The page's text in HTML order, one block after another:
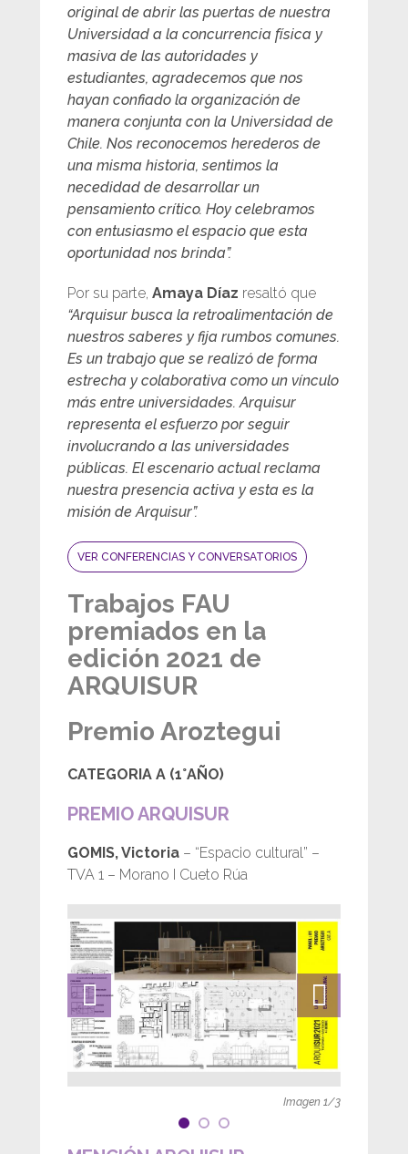
original de abrir las puertas de nuestra
Universidad a la concurrencia física y
masiva de las autoridades y
estudiantes, agradecemos que nos
hayan confiado la organización de
manera conjunta con la Universidad de
Chile. Nos reconocemos herederos de
una misma historia, sentimos la
necedidad de desarrollar un
pensamiento crítico. Hoy celebramos
con entusiasmo el espacio que esta
oportunidad nos brinda”.
Por su parte, Amaya Díaz resaltó que
“Arquisur busca la retroalimentación de
nuestros saberes y fija rumbos comunes.
Es un trabajo que se realizó de forma
estrecha y colaborativa como un vínculo
más entre universidades. Arquisur
representa el esfuerzo por seguir
involucrando a las universidades
públicas. El escenario actual reclama
nuestra presencia activa y esta es la
misión de Arquisur”.
VER CONFERENCIAS Y CONVERSATORIOS
Trabajos FAU
premiados en la
edición 2021 de
ARQUISUR
Premio Aroztegui
CATEGORIA A (1°AÑO)
PREMIO ARQUISUR
GOMIS, Victoria – “Espacio cultural” –
TVA 1 – Morano I Cueto Rúa
Imagen 1/3